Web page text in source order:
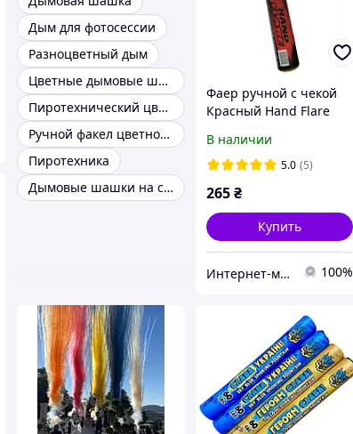
Дым для фотосессии
Разноцветный дым
Цветные дымовые шашки
Пиротехнический цветной дым
Ручной факел цветной дым
Пиротехника
Дымовые шашки на свадьбу
Фаер ручной с чекой
Красный Hand Flare
время горения 45 сек,
1 шт
В наличии
5.0 (5)
265₴
Купить
Интернет-магазин "Chika Boom" 100%